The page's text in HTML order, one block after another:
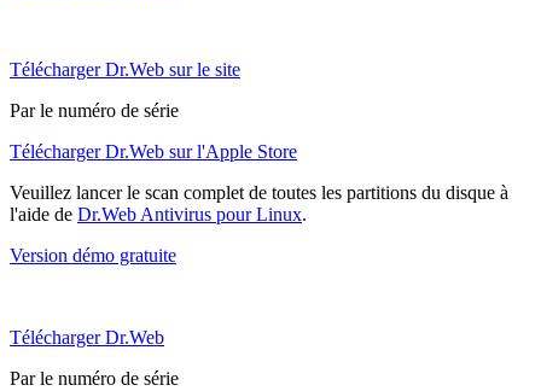
Télécharger Dr.Web sur le site
Par le numéro de série
Télécharger Dr.Web sur l'Apple Store
Veuillez lancer le scan complet de toutes les partitions du disque à
l'aide de Dr.Web Antivirus pour Linux.
Version démo gratuite
Télécharger Dr.Web
Par le numéro de série